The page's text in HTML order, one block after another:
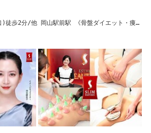
)徒歩2分/他 岡山駅前駅 《骨盤ダイエット・痩